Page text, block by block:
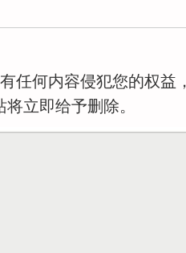
任何内容侵犯您的权益
立即给予删除。